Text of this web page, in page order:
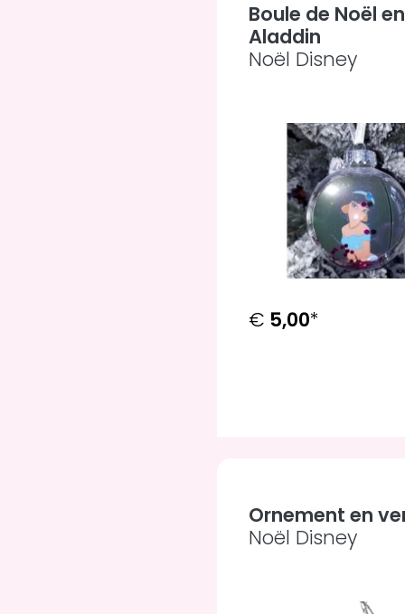
Boule de Noël
Aladdin
Noël Disney
€ 5,00*
Ornement en
Noël Disney